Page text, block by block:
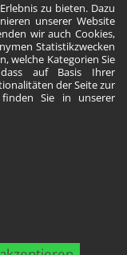
zu bieten. Dazu
unserer Website
wir auch Cookies,
Statistikzwecken
welche Kategorien Sie
auf Basis Ihrer
der Seite zur
Sie in unserer